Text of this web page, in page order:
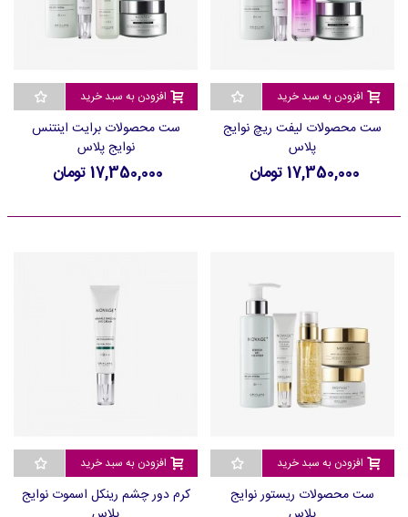
افزودن به سبد خرید
ست محصولات لیفت ریچ نوایج
پلاس
17,350,000 تومان
افزودن به سبد خرید
ست محصولات برایت اینتنس
نوایج پلاس
17,350,000 تومان
افزودن به سبد خرید
ست محصولات ریستور نوایج
افزودن به سبد خرید
کرم دور چشم رینکل اسموت نوایج